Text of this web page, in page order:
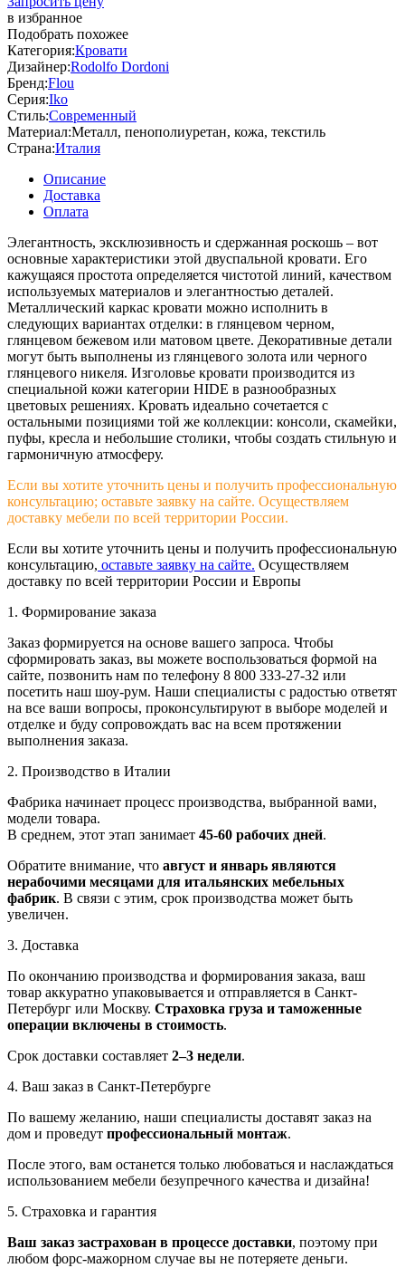
в избранное
Подобрать похожее
Категория:Кровати
Дизайнер:Rodolfo Dordoni
Бренд:Flou
Серия:Iko
Стиль:Современный
Материал:Металл, пенополиуретан, кожа, текстиль
Страна:Италия
Описание
Доставка
Оплата
Элегантность, эксклюзивность и сдержанная роскошь – вот
основные характеристики этой двуспальной кровати. Его
кажущаяся простота определяется чистотой линий, качеством
используемых материалов и элегантностью деталей.
Металлический каркас кровати можно исполнить в
следующих вариантах отделки: в глянцевом черном,
глянцевом бежевом или матовом цвете. Декоративные детали
могут быть выполнены из глянцевого золота или черного
глянцевого никеля. Изголовье кровати производится из
специальной кожи категории HIDE в разнообразных
цветовых решениях. Кровать идеально сочетается с
остальными позициями той же коллекции: консоли, скамейки,
пуфы, кресла и небольшие столики, чтобы создать стильную и
гармоничную атмосферу.
Если вы хотите уточнить цены и получить профессиональную
консультацию; оставьте заявку на сайте. Осуществляем
доставку мебели по всей территории России.
Если вы хотите уточнить цены и получить профессиональную
консультацию, оставьте заявку на сайте. Осуществляем
доставку по всей территории России и Европы
1. Формирование заказа
Заказ формируется на основе вашего запроса. Чтобы
сформировать заказ, вы можете воспользоваться формой на
сайте, позвонить нам по телефону 8 800 333-27-32 или
посетить наш шоу-рум. Наши специалисты с радостью ответят
на все ваши вопросы, проконсультируют в выборе моделей и
отделке и буду сопровождать вас на всем протяжении
выполнения заказа.
2. Производство в Италии
Фабрика начинает процесс производства, выбранной вами,
модели товара.
В среднем, этот этап занимает 45-60 рабочих дней.
Обратите внимание, что август и январь являются
нерабочими месяцами для итальянских мебельных
фабрик. В связи с этим, срок производства может быть
увеличен.
3. Доставка
По окончанию производства и формирования заказа, ваш
товар аккуратно упаковывается и отправляется в Санкт-
Петербург или Москву. Страховка груза и таможенные
операции включены в стоимость.
Срок доставки составляет 2–3 недели.
4. Ваш заказ в Санкт-Петербурге
По вашему желанию, наши специалисты доставят заказ на
дом и проведут профессиональный монтаж.
После этого, вам останется только любоваться и наслаждаться
использованием мебели безупречного качества и дизайна!
5. Страховка и гарантия
Ваш заказ застрахован в процессе доставки, поэтому при
любом форс-мажорном случае вы не потеряете деньги.